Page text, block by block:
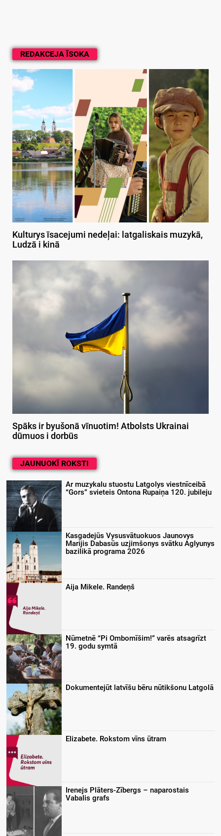
REDAKCEJA ĪSOKA
Kulturys īsacejumi nedeļai: latgaliskais muzykā,
Ludzā i kinā
Spāks ir byušonā vīnuotim! Atbolsts Ukrainai
dūmuos i dorbūs
JAUNUOKĪ ROKSTI
Ar muzykalu stuostu Latgolys viestnīceibā
“Gors” svieteis Ontona Rupaiņa 120. jubileju
Kasgadejūs Vysusvātuokuos Jaunovys
Marijis Dabasūs uzjimšonys svātku Aglyunys
bazilikā programa 2026
Aija Mikele. Randeņš
Nūmetnē “Pi Ombomīšim!” varēs atsagrīzt
19. godu symtā
Dokumentejūt latvīšu bēru nūtikšonu Latgolā
Elizabete. Rokstom vīns ūtram
Irenejs Plāters-Zībergs – naparostais
Vabalis grafs